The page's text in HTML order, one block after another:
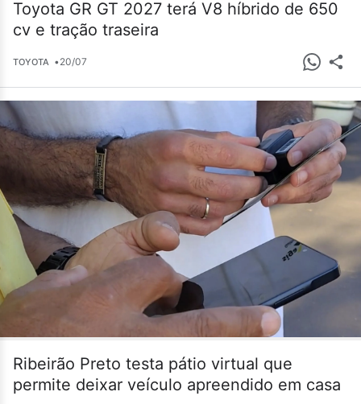
Toyota GR GT 2027 terá V8 híbrido de 650
cv e tração traseira
TOYOTA •20/07
Ribeirão Preto testa pátio virtual que
permite deixar veículo apreendido em casa